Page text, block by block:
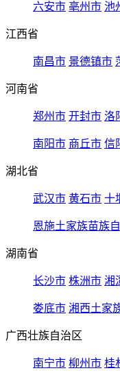
六安市 亳州市 池
江西省
南昌市 景德镇市
河南省
郑州市 开封市 洛
南阳市 商丘市 信
湖北省
武汉市 黄石市 十
恩施土家族苗族
湖南省
长沙市 株洲市 湘
娄底市 湘西土家
广西壮族自治区
南宁市 柳州市 桂